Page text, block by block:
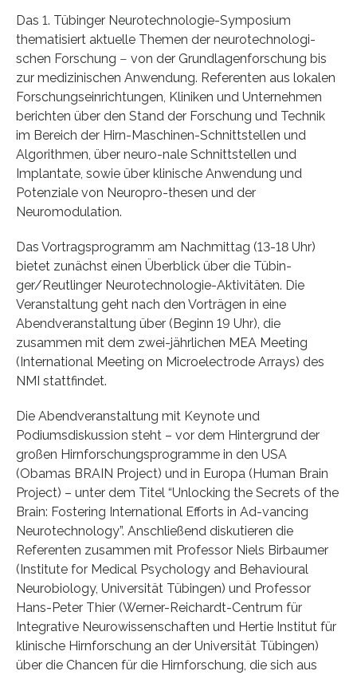
Das 1. Tübinger Neurotechnologie-Symposium
thematisiert aktuelle Themen der neurotechnologi-
schen Forschung ‒ von der Grundlagenforschung bis
zur medizinischen Anwendung. Referenten aus lokalen
Forschungseinrichtungen, Kliniken und Unternehmen
berichten über den Stand der Forschung und Technik
im Bereich der Hirn-Maschinen-Schnittstellen und
Algorithmen, über neuro-nale Schnittstellen und
Implantate, sowie über klinische Anwendung und
Potenziale von Neuropro-thesen und der
Neuromodulation.
Das Vortragsprogramm am Nachmittag (13-18 Uhr)
bietet zunächst einen Überblick über die Tübin-
ger/Reutlinger Neurotechnologie-Aktivitäten. Die
Veranstaltung geht nach den Vorträgen in eine
Abendveranstaltung über (Beginn 19 Uhr), die
zusammen mit dem zwei-jährlichen MEA Meeting
(International Meeting on Microelectrode Arrays) des
NMI stattfindet.
Die Abendveranstaltung mit Keynote und
Podiumsdiskussion steht – vor dem Hintergrund der
großen Hirnforschungsprogramme in den USA
(Obamas BRAIN Project) und in Europa (Human Brain
Project) – unter dem Titel “Unlocking the Secrets of the
Brain: Fostering International Efforts in Ad-vancing
Neurotechnology”. Anschließend diskutieren die
Referenten zusammen mit Professor Niels Birbaumer
(Institute for Medical Psychology and Behavioural
Neurobiology, Universität Tübingen) und Professor
Hans-Peter Thier (Werner-Reichardt-Centrum für
Integrative Neurowissenschaften und Hertie Institut für
klinische Hirnforschung an der Universität Tübingen)
über die Chancen für die Hirnforschung, die sich aus